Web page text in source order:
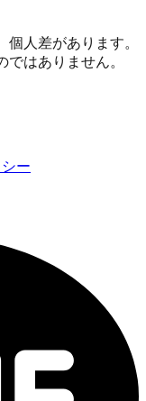
人差があります。
はありません。
ー